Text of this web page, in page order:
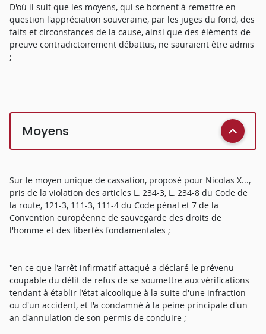
D'où il suit que les moyens, qui se bornent à remettre en
question l'appréciation souveraine, par les juges du fond, des
faits et circonstances de la cause, ainsi que des éléments de
preuve contradictoirement débattus, ne sauraient être admis
;
Moyens
Sur le moyen unique de cassation, proposé pour Nicolas X...,
pris de la violation des articles L. 234-3, L. 234-8 du Code de
la route, 121-3, 111-3, 111-4 du Code pénal et 7 de la
Convention européenne de sauvegarde des droits de
l'homme et des libertés fondamentales ;
"en ce que l'arrêt infirmatif attaqué a déclaré le prévenu
coupable du délit de refus de se soumettre aux vérifications
tendant à établir l'état alcoolique à la suite d'une infraction
ou d'un accident, et l'a condamné à la peine principale d'un
an d'annulation de son permis de conduire ;